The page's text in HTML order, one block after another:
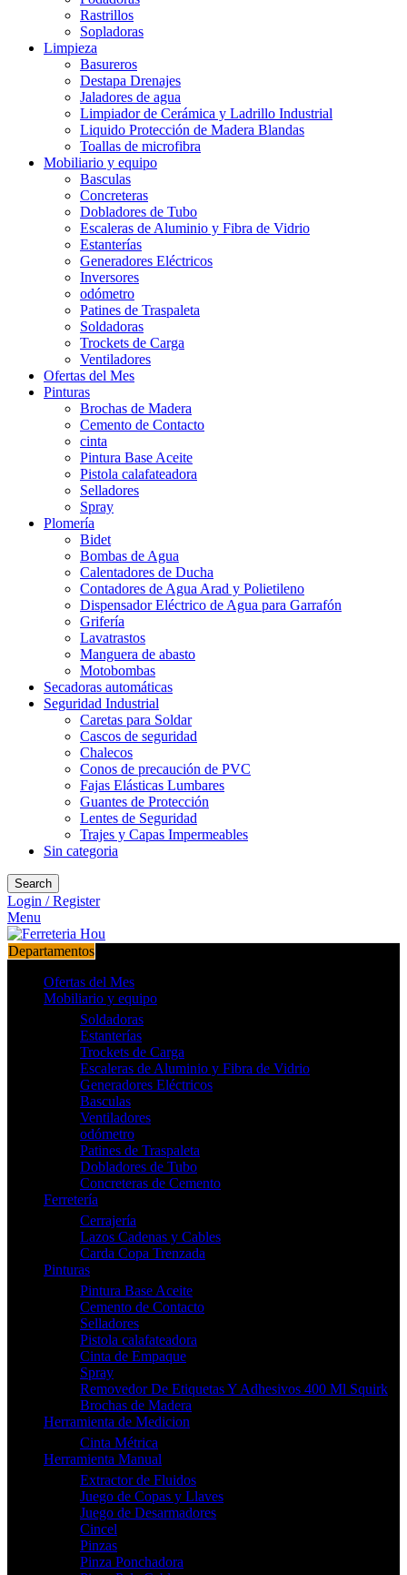
Rastrillos
Sopladoras
Limpieza
Basureros
Destapa Drenajes
Jaladores de agua
Limpiador de Cerámica y Ladrillo Industrial
Liquido Protección de Madera Blandas
Toallas de microfibra
Mobiliario y equipo
Basculas
Concreteras
Dobladores de Tubo
Escaleras de Aluminio y Fibra de Vidrio
Estanterías
Generadores Eléctricos
Inversores
odómetro
Patines de Traspaleta
Soldadoras
Trockets de Carga
Ventiladores
Ofertas del Mes
Pinturas
Brochas de Madera
Cemento de Contacto
cinta
Pintura Base Aceite
Pistola calafateadora
Selladores
Spray
Plomería
Bidet
Bombas de Agua
Calentadores de Ducha
Contadores de Agua Arad y Polietileno
Dispensador Eléctrico de Agua para Garrafón
Grifería
Lavatrastos
Manguera de abasto
Motobombas
Secadoras automáticas
Seguridad Industrial
Caretas para Soldar
Cascos de seguridad
Chalecos
Conos de precaución de PVC
Fajas Elásticas Lumbares
Guantes de Protección
Lentes de Seguridad
Trajes y Capas Impermeables
Sin categoria
Search
Login / Register
Menu
Departamentos
Ofertas del Mes
Mobiliario y equipo
Soldadoras
Estanterías
Trockets de Carga
Escaleras de Aluminio y Fibra de Vidrio
Generadores Eléctricos
Basculas
Ventiladores
odómetro
Patines de Traspaleta
Dobladores de Tubo
Concreteras de Cemento
Ferretería
Cerrajería
Lazos Cadenas y Cables
Carda Copa Trenzada
Pinturas
Pintura Base Aceite
Cemento de Contacto
Selladores
Pistola calafateadora
Cinta de Empaque
Spray
Removedor De Etiquetas Y Adhesivos 400 Ml Squirk
Brochas de Madera
Herramienta de Medicion
Cinta Métrica
Herramienta Manual
Extractor de Fluidos
Juego de Copas y Llaves
Juego de Desarmadores
Cincel
Pinzas
Pinza Ponchadora